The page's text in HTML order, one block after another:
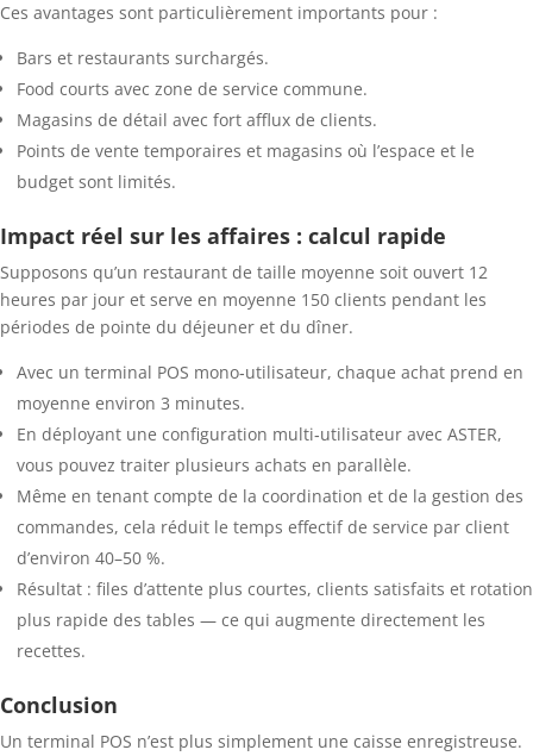
Ces avantages sont particulièrement importants pour :
Bars et restaurants surchargés.
Food courts avec zone de service commune.
Magasins de détail avec fort afflux de clients.
Points de vente temporaires et magasins où l’espace et le
budget sont limités.
Impact réel sur les affaires : calcul rapide
Supposons qu’un restaurant de taille moyenne soit ouvert 12
heures par jour et serve en moyenne 150 clients pendant les
périodes de pointe du déjeuner et du dîner.
Avec un terminal POS mono‑utilisateur, chaque achat prend en
moyenne environ 3 minutes.
En déployant une configuration multi‑utilisateur avec ASTER,
vous pouvez traiter plusieurs achats en parallèle.
Même en tenant compte de la coordination et de la gestion des
commandes, cela réduit le temps effectif de service par client
d’environ 40–50 %.
Résultat : files d’attente plus courtes, clients satisfaits et rotation
plus rapide des tables — ce qui augmente directement les
recettes.
Conclusion
Un terminal POS n’est plus simplement une caisse enregistreuse.